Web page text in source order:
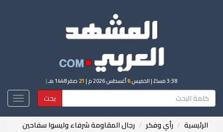
3:38 مساءً | الخميس6أغسطس 2026 م | 21 صفر 1448 هـ |
بحث
الرئيسية رأي وفكر رجال المقاومة شرفاء وليسوا سفاحين